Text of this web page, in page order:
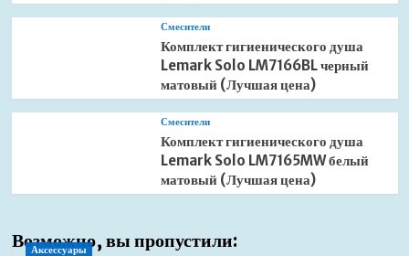
Смесители
Комплект гигиенического душа
Lemark Solo LM7166BL черный
матовый (Лучшая цена)
Смесители
Комплект гигиенического душа
Lemark Solo LM7165MW белый
матовый (Лучшая цена)
Возможно, вы пропустили:
Аксессуары